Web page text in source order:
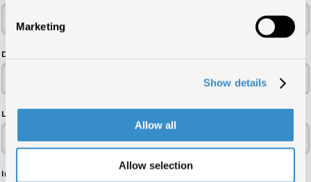
Marketing
Show details
Allow all
Allow selection
Data fondazione / Data di nascita* (gg/mm/aaaa)
Legale rappresentante*
Indirizzo sede legale / Residenza*